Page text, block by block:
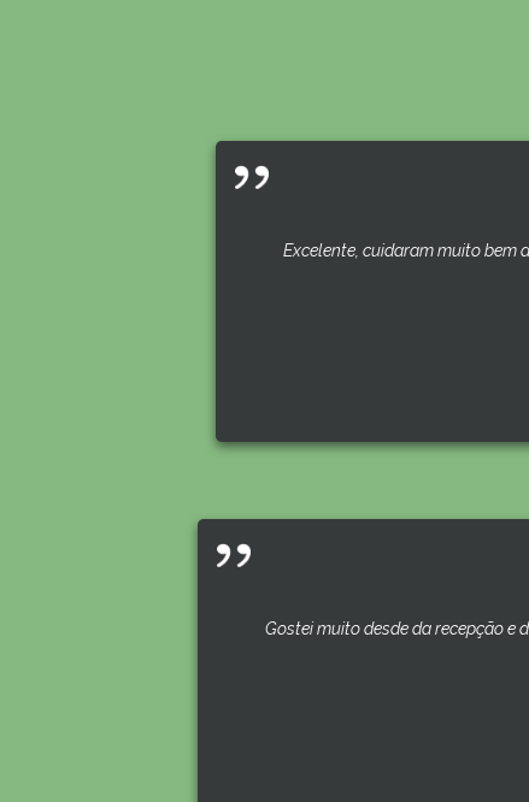
Excelente, cuidaram muito bem
Gostei muito desde da recepção e